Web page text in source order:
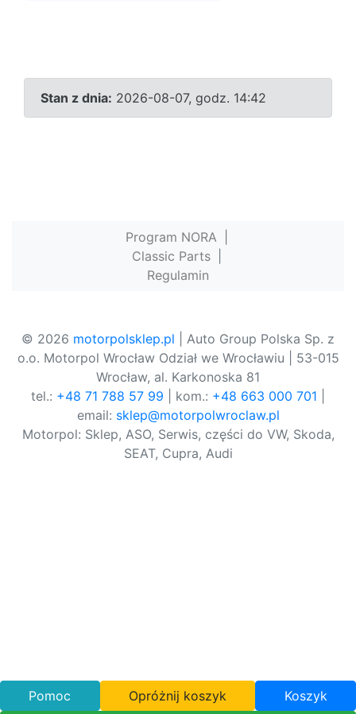
Stan z dnia: 2026-08-07, godz. 14:42
Program NORA
Classic Parts
Regulamin
© 2026 motorpolsklep.pl | Auto Group Polska Sp. z
o.o. Motorpol Wrocław Odział we Wrocławiu | 53-015
Wrocław, al. Karkonoska 81
tel.: +48 71 788 57 99 | kom.: +48 663 000 701
email: sklep@motorpolwroclaw.pl
Motorpol: Sklep, ASO, Serwis, części do VW, Skoda,
SEAT, Cupra, Audi
Pomoc Opróżnij koszyk Koszyk